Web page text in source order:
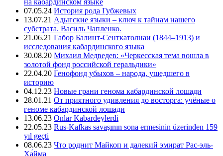
07.05.24 История рода Губжевых
13.07.21 Адыгские языки – ключ к тайнам нашего
субстрата. Василь Чапленко.
21.06.21 Габор Балинт-Сенткатолнаи (1844–1913) и
исследования кабардинского языка
30.08.20 Михаил Медведев: «Черкесская тема вошла в
золотой фонд российской геральдики»
22.04.20 Генофонд убыхов – народа, ушедшего в
историю
04.12.23 Новые грани генома кабардинской лошади
28.01.21 От приятного удивления до восторга: учёные о
геноме кабардинской лошади
13.06.23 Onlar Kabardeylerdi
22.05.23 Rus-Kafkas savaşının sona ermesinin üzerinden 159
yıl geçti
08.06.23 Что роднит Майкоп и далекий эмират Рас-эль-
Ха́йма